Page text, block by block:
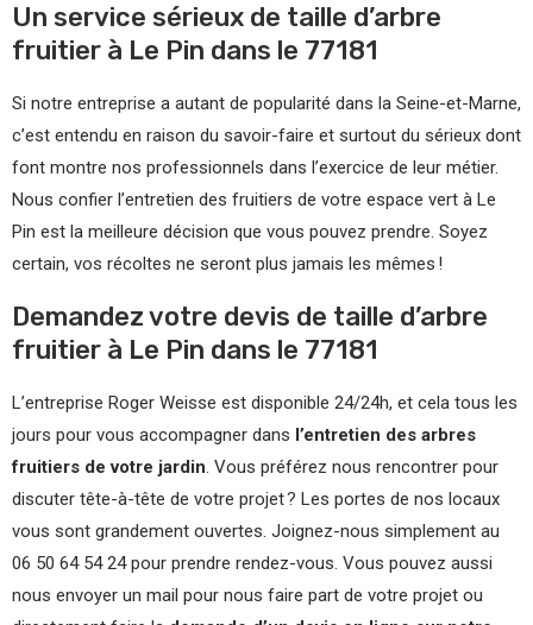
Un service sérieux de taille d’arbre
fruitier à Le Pin dans le 77181
Si notre entreprise a autant de popularité dans la Seine-et-Marne,
c’est entendu en raison du savoir-faire et surtout du sérieux dont
font montre nos professionnels dans l’exercice de leur métier.
Nous confier l’entretien des fruitiers de votre espace vert à Le
Pin est la meilleure décision que vous pouvez prendre. Soyez
certain, vos récoltes ne seront plus jamais les mêmes !
Demandez votre devis de taille d’arbre
fruitier à Le Pin dans le 77181
L’entreprise Roger Weisse est disponible 24/24h, et cela tous les
jours pour vous accompagner dans l’entretien des arbres
fruitiers de votre jardin. Vous préférez nous rencontrer pour
discuter tête-à-tête de votre projet ? Les portes de nos locaux
vous sont grandement ouvertes. Joignez-nous simplement au
06 50 64 54 24 pour prendre rendez-vous. Vous pouvez aussi
nous envoyer un mail pour nous faire part de votre projet ou